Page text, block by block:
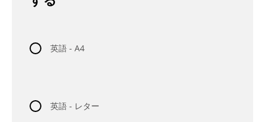
英語 - A4
英語 - レター